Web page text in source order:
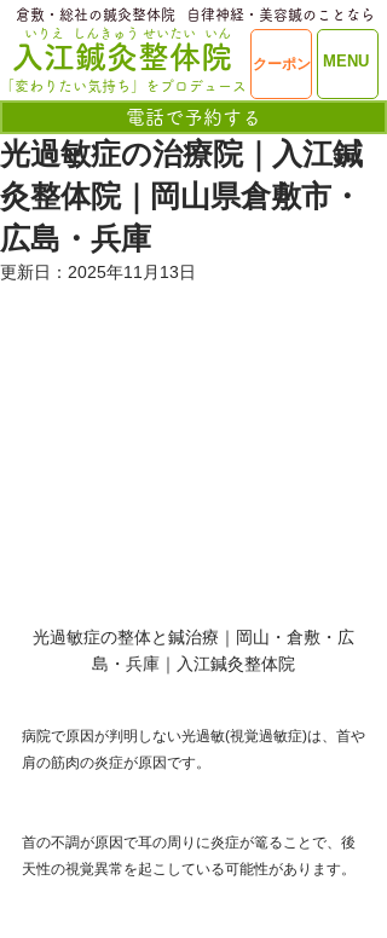
ME
​入江鍼灸整体院
いりえ
MENU
クーポン
電話で予約する
せいたい
しんきゅう いん
「変わりたい気持ち」をプロデュース
​倉敷・総社の鍼灸整体院 ​自律神経・美容鍼のことなら
光過敏症の治療院｜入江鍼
灸整体院｜岡山県倉敷市・
広島・兵庫
更新日： 2025年11月13日
光過敏症の整体と鍼治療｜岡山・倉敷・広
島・兵庫｜入江鍼灸整体院
病院で原因が判明しない光過敏(視覚過敏症)は、首や
肩の筋肉の炎症が原因です。
首の不調が原因で耳の周りに炎症が篭ることで、後
天性の視覚異常を起こしている可能性があります。